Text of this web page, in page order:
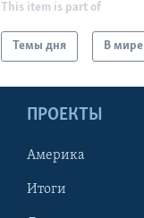
This item is part of
Темы дня В мире
ПРОЕКТЫ
Америка
Итоги